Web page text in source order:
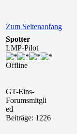
Zum Seitenanfang
Spotter
LMP-Pilot
Offline
GT-Eins-
Forumsmitgli
ed
Beiträge: 1226